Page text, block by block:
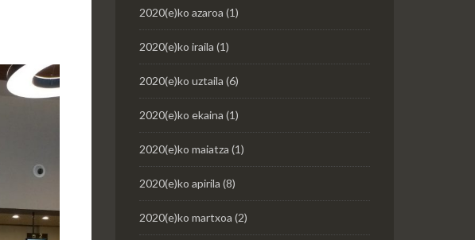
2020(e)ko azaroa (1)
2020(e)ko iraila (1)
2020(e)ko uztaila (6)
2020(e)ko ekaina (1)
2020(e)ko maiatza (1)
2020(e)ko apirila (8)
2020(e)ko martxoa (2)